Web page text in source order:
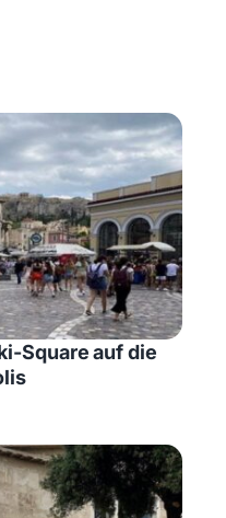
Square auf die